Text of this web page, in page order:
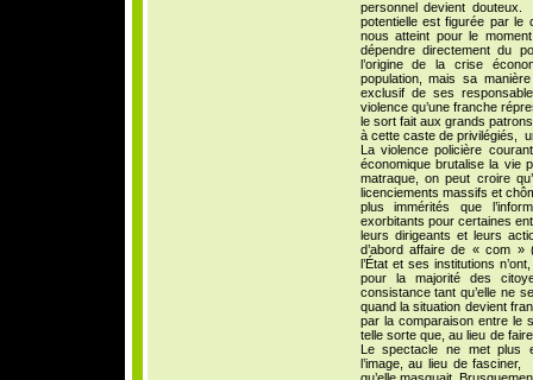
personnel devient
potentielle est figurée par le
nous atteint pour le
dépendre directement du
l’origine de la crise
population, mais sa
exclusif de ses
violence qu’une franche
le sort fait aux grands
à cette caste de privilégiés,
La violence policière
économique brutalise la vie
matraque, on peut croire
licenciements massifs et
plus immérités que
exorbitants pour certaines
leurs dirigeants et leurs
d’abord affaire de « com »
l’État et ses institutions
pour la majorité des
consistance tant qu’elle ne
quand la situation devient
par la comparaison entre le
telle sorte que, au lieu de
Le spectacle ne met plus
l’image, au lieu de